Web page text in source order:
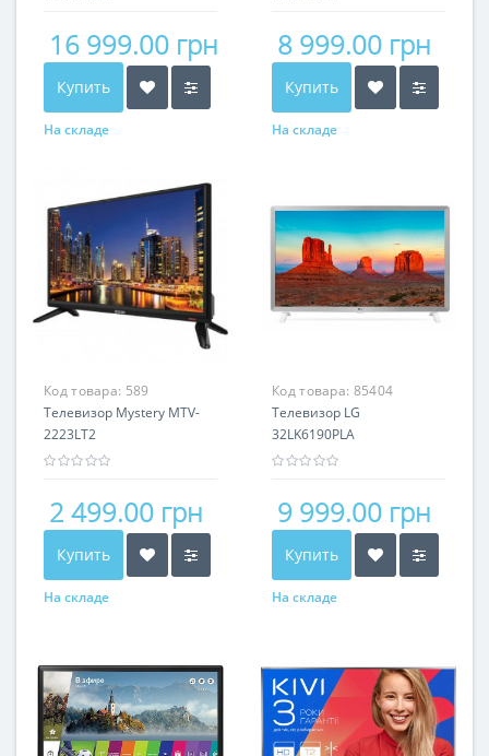
16 999.00 грн
Купить
На складе
8 999.00 грн
Купить
На складе
Код товара: 589
Телевизор Mystery MTV-
2223LT2
2 499.00 грн
Купить
На складе
Код товара: 85404
Телевизор LG
32LK6190PLA
9 999.00 грн
Купить
На складе